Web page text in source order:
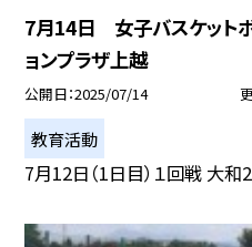
7月14日 女子バスケッ
ョンプラザ上越
公開日 2025/07/14
教育活動
7月12日（1日目）１回戦 大和